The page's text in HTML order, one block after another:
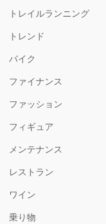
トレイルランニング
トレンド
バイク
ファイナンス
ファッション
フィギュア
メンテナンス
レストラン
ワイン
乗り物